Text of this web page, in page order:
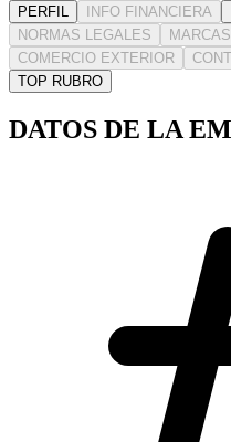
PERFIL INFO FINANCIERA
NORMAS LEGALES
COMERCIO EXTERIOR
TOP RUBRO
DATOS DE LA